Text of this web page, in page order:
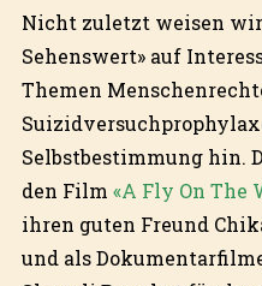
Nicht zuletzt weisen wir
Sehenswert» auf
Themen
Selbstbestimmung hin.
den Film «A Fly On The
ihren guten Freund
und als